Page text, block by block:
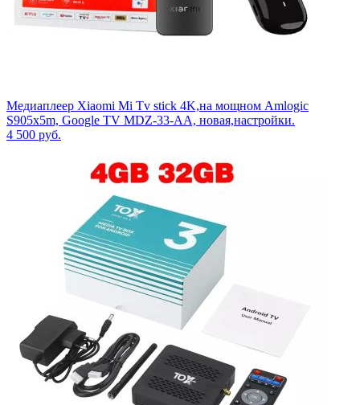
Медиаплеер Xiaomi Mi Tv stick 4K,на мощном Amlogic
S905x5m, Google TV MDZ-33-AA, новая,настройки.
4 500 руб.